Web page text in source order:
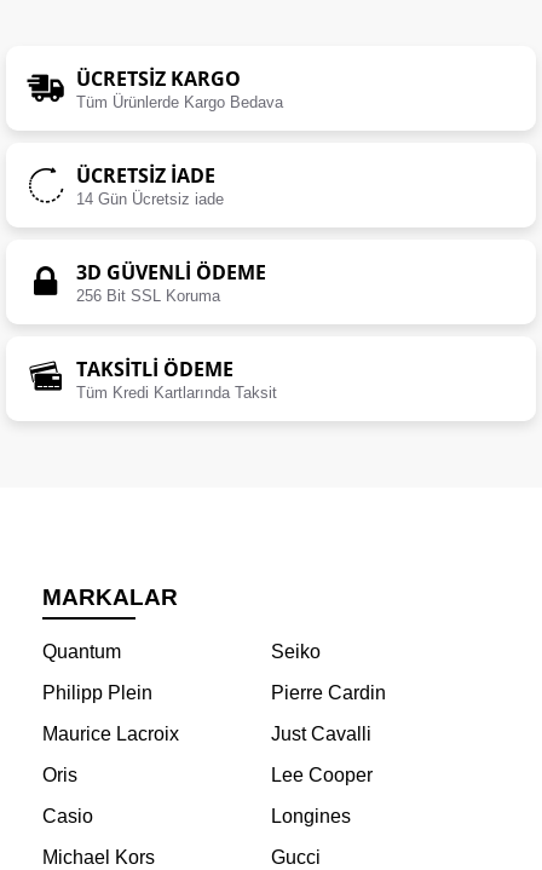
ÜCRETSIZ KARGO
Tüm Ürünlerde Kargo Bedava
ÜCRETSIZ İADE
14 Gün Ücretsiz iade
3D GÜVENLİ ÖDEME
256 Bit SSL Koruma
TAKSİTLİ ÖDEME
Tüm Kredi Kartlarında Taksit
MARKALAR
Quantum
Seiko
Philipp Plein
Pierre Cardin
Maurice Lacroix
Just Cavalli
Oris
Lee Cooper
Casio
Longines
Michael Kors
Gucci